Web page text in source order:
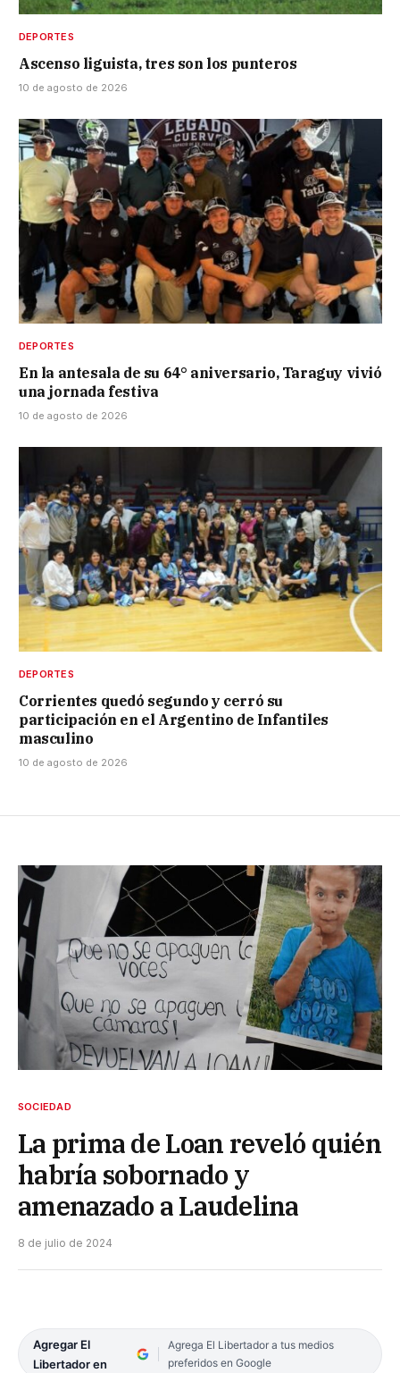
DEPORTES
Ascenso liguista, tres son los punteros
10 de agosto de 2026
DEPORTES
En la antesala de su 64° aniversario, Taraguy vivió
una jornada festiva
10 de agosto de 2026
DEPORTES
Corrientes quedó segundo y cerró su
participación en el Argentino de Infantiles
masculino
10 de agosto de 2026
SOCIEDAD
La prima de Loan reveló quién
habría sobornado y
amenazado a Laudelina
8 de julio de 2024
Agregar El
Libertador en
Agrega El Libertador a tus medios
preferidos en Google